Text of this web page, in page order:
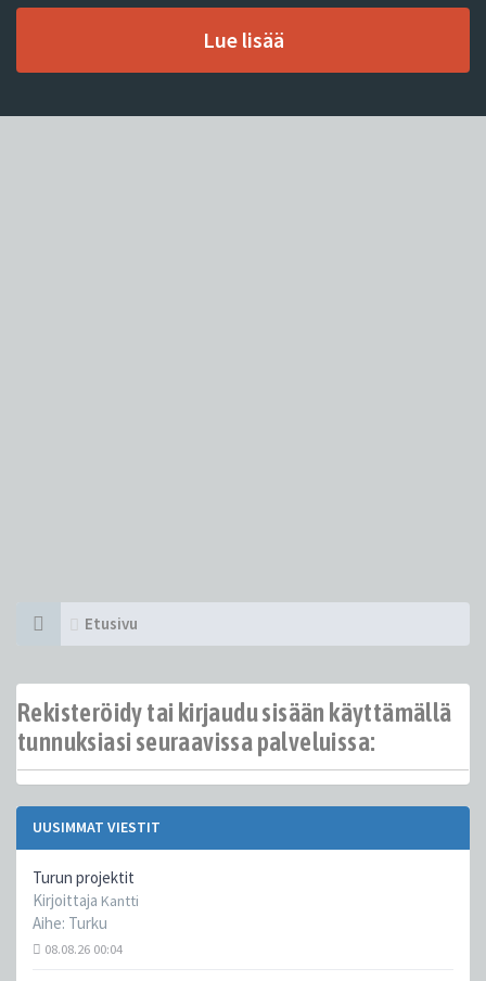
Lue lisää
Etusivu
Rekisteröidy tai kirjaudu sisään käyttämällä
tunnuksiasi seuraavissa palveluissa:
UUSIMMAT VIESTIT
Turun projektit
Kirjoittaja Kantti
Aihe: Turku
08.08.26 00:04